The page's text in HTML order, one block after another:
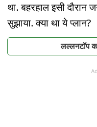
था. बहरहाल इसी
सुझाया. क्या था ये प्लान?
लल्लनटॉप